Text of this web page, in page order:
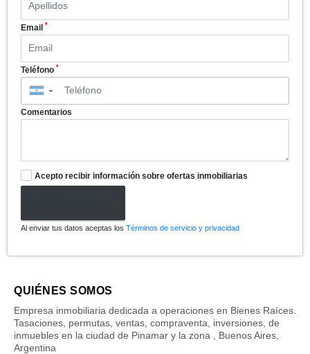
Email *
Teléfono *
▼
Comentarios
Acepto recibir información sobre ofertas inmobiliarias
Al enviar tus datos aceptas los Términos de servicio y privacidad
QUIÉNES SOMOS
Empresa inmobiliaria dedicada a operaciones en Bienes Raíces.
Tasaciones, permutas, ventas, compraventa, inversiones, de
inmuebles en la ciudad de Pinamar y la zona , Buenos Aires,
Argentina